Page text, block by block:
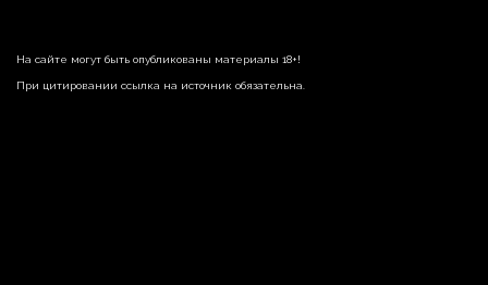
На сайте могут быть опубликованы материалы 18+!
При цитировании ссылка на источник обязательна.